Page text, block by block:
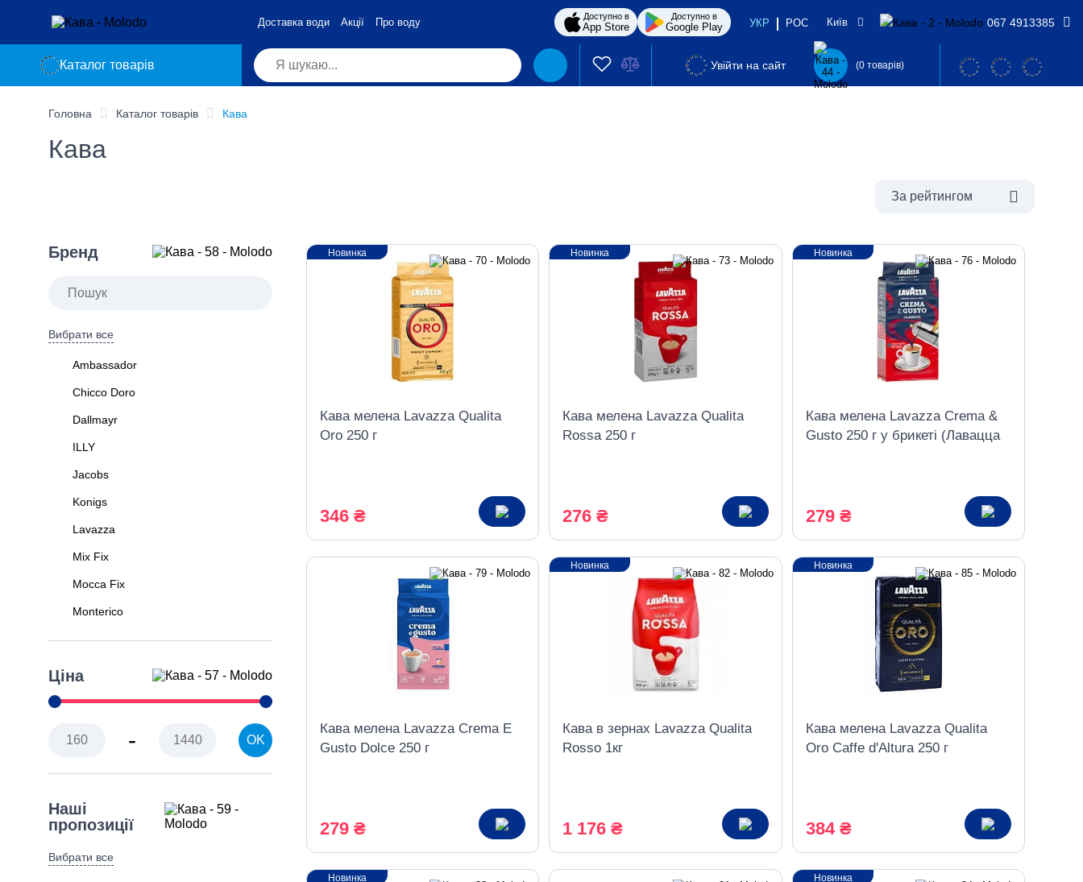
Доставка води Акції Про воду Доступно в
App Store
Доступно в
Google Play УКР РОС Київ 067 4913385
Каталог товарів Увійти на сайт (0 товарів)
Головна Каталог товарів Кава
Кава
Ціна
- OK
Бренд
Вибрати все
Ambassador
Chicco Doro
Dallmayr
ILLY
Jacobs
Konigs
Lavazza
Mix Fix
Mocca Fix
Monterico
Movenpick
Кава зi Львова
Чорна Карта
Наші
пропозиції
Вибрати все
За рейтингом
Кава мелена Lavazza Qualita
Oro 250 г
346 ₴
Новинка
Кава мелена Lavazza Qualita
Rossa 250 г
276 ₴
Новинка
Кава мелена Lavazza Crema &
Gusto 250 г у брикеті (Лавацца
279 ₴
Новинка
Кава мелена Lavazza Crema E
Gusto Dolce 250 г
279 ₴
Кава в зернах Lavazza Qualita
Rosso 1кг
1 176 ₴
Новинка
Кава мелена Lavazza Qualita
Oro Caffe d'Altura 250 г
384 ₴
Новинка
Новинка Новинка